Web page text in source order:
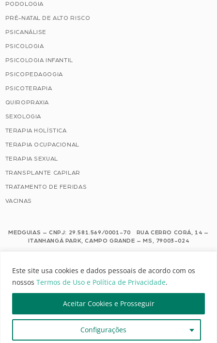
Este site usa cookies e dados pessoais de acordo com os
nossos Termos de Uso e Política de Privacidade.
Configurações
Aceitar Cookies e Prosseguir
PODOLOGIA
PRÉ-NATAL DE ALTO RISCO
PSICANÁLISE
PSICOLOGIA
PSICOLOGIA INFANTIL
PSICOPEDAGOGIA
PSICOTERAPIA
QUIROPRAXIA
SEXOLOGIA
TERAPIA HOLÍSTICA
TERAPIA OCUPACIONAL
TERAPIA SEXUAL
TRANSPLANTE CAPILAR
TRATAMENTO DE FERIDAS
VACINAS
MEDGUIAS – CNPJ: 29.581.569/0001-70 RUA CERRO CORÁ, 14 –
ITANHANGÁ PARK, CAMPO GRANDE – MS, 79003-024
Este site usa cookies e dados pessoais de acordo com os nossos Termos de
Uso e Política de Privacidade.
Configuração de Cookies
MEDGUIAS | TODOS OS DIREITOS RESERVADOS
DESENVOLVIMENTO: